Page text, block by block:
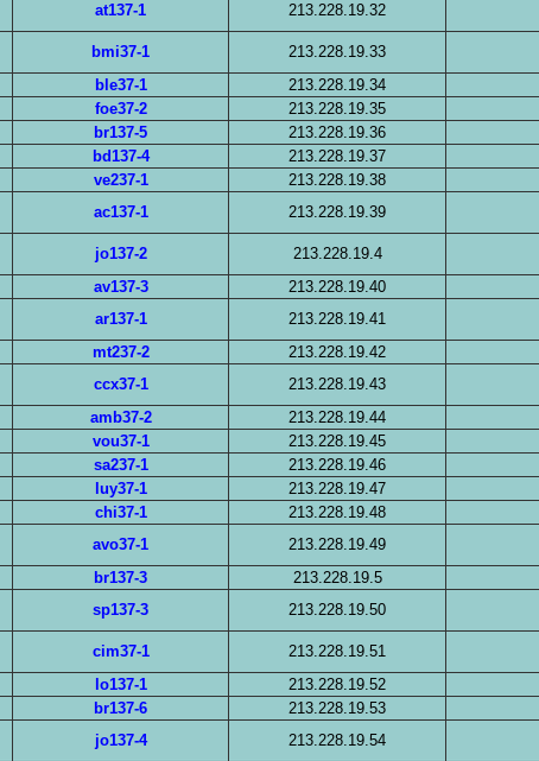
at137-1 213.228.19.32
bmi37-1 213.228.19.33
ble37-1 213.228.19.34
foe37-2 213.228.19.35
br137-5 213.228.19.36
bd137-4 213.228.19.37
ve237-1 213.228.19.38
ac137-1 213.228.19.39
jo137-2 213.228.19.4
av137-3 213.228.19.40
ar137-1 213.228.19.41
mt237-2 213.228.19.42
ccx37-1 213.228.19.43
amb37-2 213.228.19.44
vou37-1 213.228.19.45
sa237-1 213.228.19.46
luy37-1 213.228.19.47
chi37-1 213.228.19.48
avo37-1 213.228.19.49
br137-3 213.228.19.5
sp137-3 213.228.19.50
cim37-1 213.228.19.51
lo137-1 213.228.19.52
br137-6 213.228.19.53
jo137-4 213.228.19.54